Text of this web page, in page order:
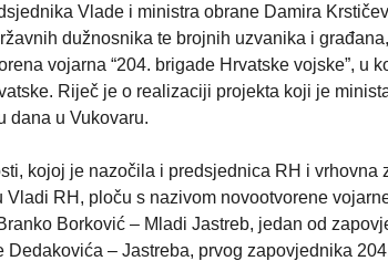
Vlade i ministra obrane Damira
dužnosnika te brojnih uzvanika i
vojarna “204. brigade Hrvatske vojske”, u
Riječ je o realizaciji projekta koji je
dana u Vukovaru.
kojoj je nazočila i predsjednica RH i
Vladi RH, ploču s nazivom novootvorene
Borković – Mladi Jastreb, jedan od
Dedakovića – Jastreba, prvog zapovjednika